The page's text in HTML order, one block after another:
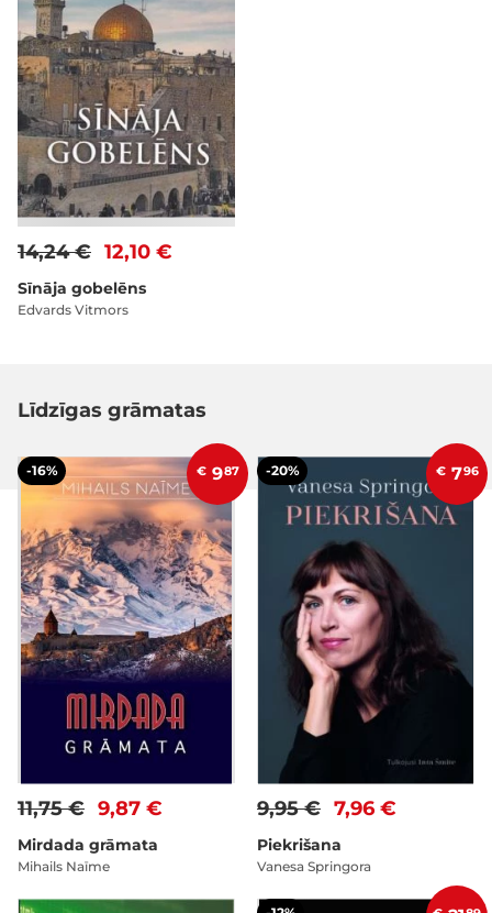
12,10 €
14,24 €
Sīnāja gobelēns
Edvards Vitmors
Līdzīgas grāmatas
-16% € 987
9,87 €
11,75 €
Mirdada grāmata
Mihails Naīme
-20% € 796
7,96 €
9,95 €
Piekrišana
Vanesa Springora